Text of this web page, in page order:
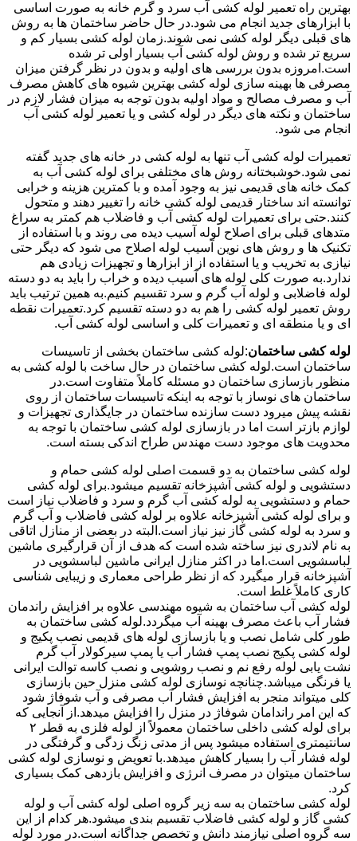
بهترین راه تعمیر لوله کشی آب سرد و گرم خانه به صورت اساسی
با ابزارهای جدید انجام می شود.در حال حاضر ساختمان ها به روش
های قبلی دیگر لوله کشی نمی شوند.زمان لوله کشی بسیار کم و
سریع تر شده و روش لوله کشی آب بسیار اولی تر شده
است.امروزه بدون بررسی های اولیه و بدون در نظر گرفتن میزان
مصرفی ها بهینه سازی لوله کشی بهترین شیوه های کاهش مصرف
آب و مصرف مصالح و مواد اولیه بدون توجه به میزان فشار لازم در
ساختمان و نکته های دیگر در لوله کشی و یا تعمیر لوله کشی آب
انجام می شود.
تعمیرات لوله کشی آب تنها به لوله کشی در خانه های جدید گفته
نمی شود.خوشبختانه روش های مختلفی برای لوله کشی آب به
کمک خانه های قدیمی نیز به وجود آمده و با کمترین هزینه و خرابی
توانسته اند ساختار قدیمی لوله کشی خانه را تغییر دهند و متحول
کنند.حتی برای تعمیرات لوله کشی آب و فاضلاب هم کمتر به سراغ
متدهای قبلی برای اصلاح لوله آسیب دیده می روند و با استفاده از
تکنیک ها و روش های نوین آسیب لوله اصلاح می شود که دیگر حتی
نیازی به تخریب و یا استفاده از از ابزارها و تجهیزات زیادی هم
ندارد.به صورت کلی لوله های آسیب دیده و خراب را باید به دو دسته
لوله فاضلابی و لوله آب گرم و سرد تقسیم کنیم.به همین ترتیب باید
روش تعمیر لوله کشی را هم به دو دسته تقسیم کرد.تعمیرات نقطه
ای و یا منطقه ای و تعمیرات کلی و اساسی لوله کشی آب.
لوله کشی ساختمان:لوله کشی ساختمان بخشی از تاسیسات
ساختمان است.لوله کشی ساختمان در حال ساخت با لوله کشی به
منظور بازسازی ساختمان دو مسئله کاملاً متفاوت است.در
ساختمان های نوساز با توجه به اینکه تاسیسات ساختمان از روی
نقشه پیش میرود دست سازنده ساختمان در جایگذاری تجهیزات و
لوازم بازتر است اما در بازسازی لوله کشی ساختمان با توجه به
محدویت های موجود دست مهندس طراح اندکی بسته است.
لوله کشی ساختمان به دو قسمت اصلی لوله کشی حمام و
دستشویی و لوله کشی آشپزخانه تقسیم میشود.برای لوله کشی
حمام و دستشویی به لوله کشی آب گرم و سرد و فاضلاب نیاز است
و برای لوله کشی آشپزخانه علاوه بر لوله کشی فاضلاب و آب گرم
و سرد به لوله کشی گاز نیز نیاز است.البته در بعضی از منازل اتاقی
به نام لاندری نیز ساخته شده است که هدف از آن قرارگیری ماشین
لباسشویی است.اما در اکثر منازل ایرانی ماشین لباسشویی در
آشپزخانه قرار میگیرد که از نظر طراحی معماری و زیبایی شناسی
کاری کاملاً غلط است.
لوله کشی آب ساختمان به شیوه مهندسی علاوه بر افزایش راندمان
فشار آب باعث مصرف بهینه آب میگردد.لوله کشی ساختمان به
طور کلی شامل نصب و یا بازسازی لوله های قدیمی نصب پکیج و
لوله کشی پکیج نصب پمپ فشار آب یا پمپ سیرکولار آب گرم
نشت یابی لوله رفع نم و نصب روشویی و نصب کاسه توالت ایرانی
یا فرنگی میباشد.چنانچه نوسازی لوله کشی منزل حین بازسازی
کلی میتواند منجر به افزایش فشار آب مصرفی و آب شوفاژ شود
که این امر راندامان شوفاژ در منزل را افزایش میدهد.از آنجایی که
برای لوله کشی داخلی ساختمان معمولاً از لوله فلزی به قطر ۲
سانتیمتری استفاده میشود پس از مدتی زنگ زدگی و گرفتگی در
لوله فشار آب را بسیار کاهش میدهد.با تعویض و نوسازی لوله کشی
ساختمان میتوان در مصرف انرژی و افزایش بازدهی کمک بسیاری
کرد.
لوله کشی ساختمان به سه زیر گروه اصلی لوله کشی آب و لوله
کشی گاز و لوله کشی فاضلاب تقسیم بندی میشود.هر کدام از این
سه گروه اصلی نیازمند دانش و تخصص جداگانه است.در مورد لوله